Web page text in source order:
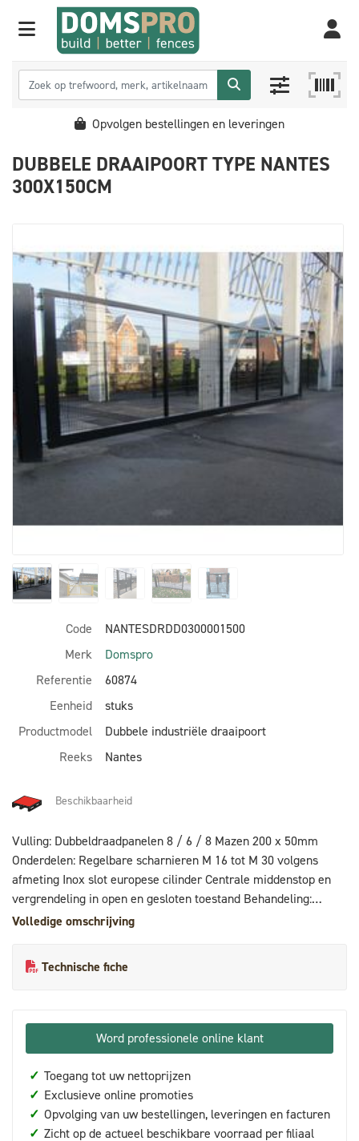
Opvolgen bestellingen en leveringen
DUBBELE DRAAIPOORT TYPE NANTES
300X150CM
Code
NANTESDRDD0300001500
Merk
Domspro
Referentie
60874
Eenheid
stuks
Productmodel
Dubbele industriële draaipoort
Reeks
Nantes
Beschikbaarheid
Vulling: Dubbeldraadpanelen 8 / 6 / 8 Mazen 200 x 50mm
Onderdelen: Regelbare scharnieren M 16 tot M 30 volgens
afmeting Inox slot europese cilinder Centrale middenstop en
vergrendeling in open en gesloten toestand Behandeling:
galvanisatie + poedercoating polyester 80 µ
Volledige omschrijving
Technische fiche
Word professionele online klant
✓ Toegang tot uw nettoprijzen
✓ Exclusieve online promoties
✓ Opvolging van uw bestellingen, leveringen en facturen
✓ Zicht op de actueel beschikbare voorraad per filiaal